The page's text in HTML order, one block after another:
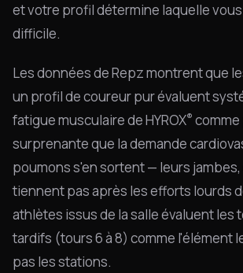
et votre profil détermine laquelle
difficile.
Les données de Repz montrent que
un profil de coureur pur évaluent
fatigue musculaire de HYROX®
surprenante que la demande
poumons s'en sortent — leurs jambes,
tiennent pas après les efforts lourds
athlètes issus de la salle évaluent les
tardifs (tours 6 à 8) comme l'élément
pas les stations.